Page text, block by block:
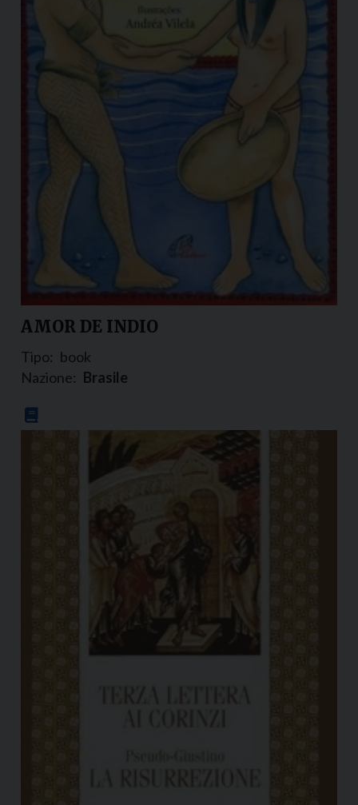
AMOR DE INDIO
Tipo: book
Nazione: Brasile